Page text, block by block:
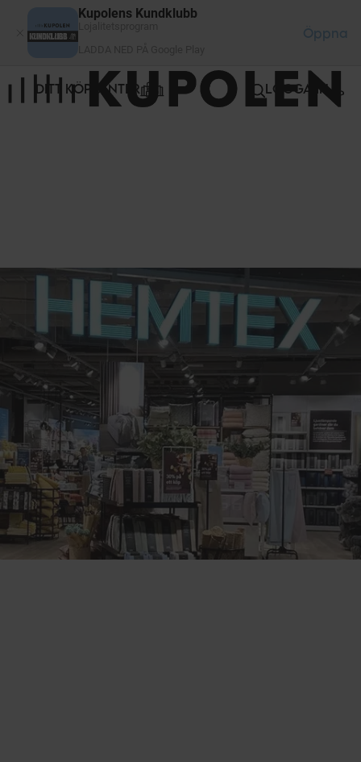
Kupolens Kundklubb
Öppna
DITT KÖPCENTER LOGGA IN
Cookie- hanteringspanel